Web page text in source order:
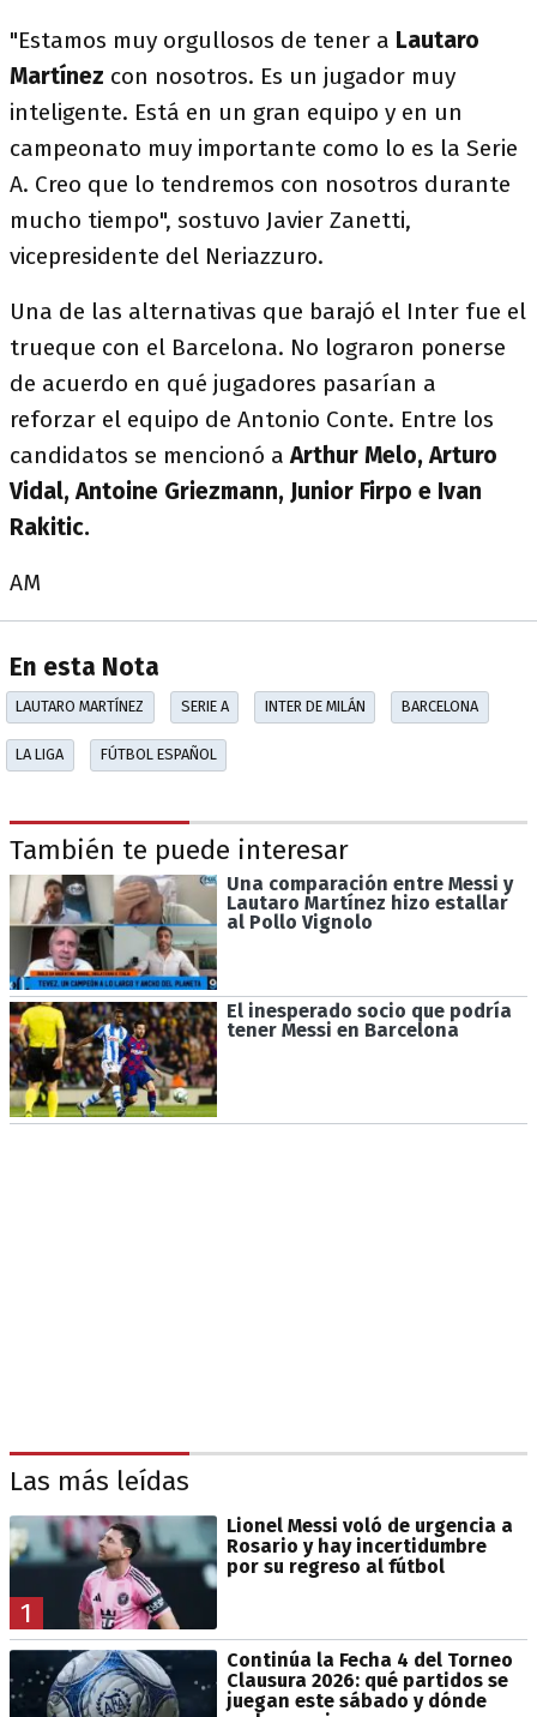
"Estamos muy orgullosos de tener a Lautaro
Martínez con nosotros. Es un jugador muy
inteligente. Está en un gran equipo y en un
campeonato muy importante como lo es la Serie
A. Creo que lo tendremos con nosotros durante
mucho tiempo", sostuvo Javier Zanetti,
vicepresidente del Neriazzuro.
Una de las alternativas que barajó el Inter fue el
trueque con el Barcelona. No lograron ponerse
de acuerdo en qué jugadores pasarían a
reforzar el equipo de Antonio Conte. Entre los
candidatos se mencionó aArthur Melo, Arturo
Vidal, Antoine Griezmann, Junior Firpo e Ivan
Rakitic.
AM
En esta Nota
LAUTARO MARTÍNEZ SERIE A INTER DE MILÁN BARCELONA
LA LIGA FÚTBOL ESPAÑOL
También te puede interesar
Una comparación entre Messi y
Lautaro Martínez hizo estallar
al Pollo Vignolo
El inesperado socio que podría
tener Messi en Barcelona
Las más leídas
1
Lionel Messi voló de urgencia a
Rosario y hay incertidumbre
por su regreso al fútbol
Continúa la Fecha 4 del Torneo
Clausura 2026: qué partidos se
juegan este sábado y dónde